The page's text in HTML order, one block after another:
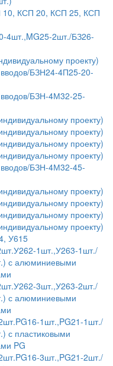
10, КСП 20, КСП 25, КСП
4шт.,MG25-2шт./БЗ26-
проекту)
БЗН24-4П25-20-
БЗН-4М32-25-
проекту)
проекту)
проекту)
проекту)
БЗН-4М32-45-
проекту)
проекту)
проекту)
проекту)
У615
1шт.,У263-1шт./
с алюминиевыми
3шт.,У263-2шт./
с алюминиевыми
1шт.,PG21-1шт./
с пластиковыми
PG
3шт.,PG21-2шт./